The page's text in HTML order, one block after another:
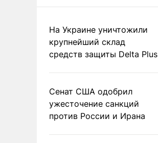
На Украине уничтожили
крупнейший склад
средств защиты Delta Plus
Сенат США одобрил
ужесточение санкций
против России и Ирана